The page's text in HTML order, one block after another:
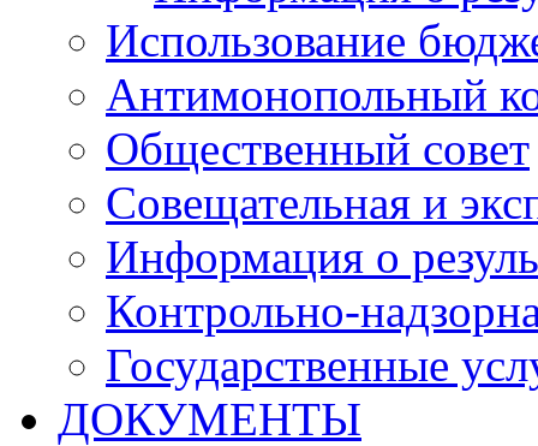
Использование
Антимонопольный
Общественный совет
Совещательная и
Информация о
Контрольно-
Государственные
ДОКУМЕНТЫ